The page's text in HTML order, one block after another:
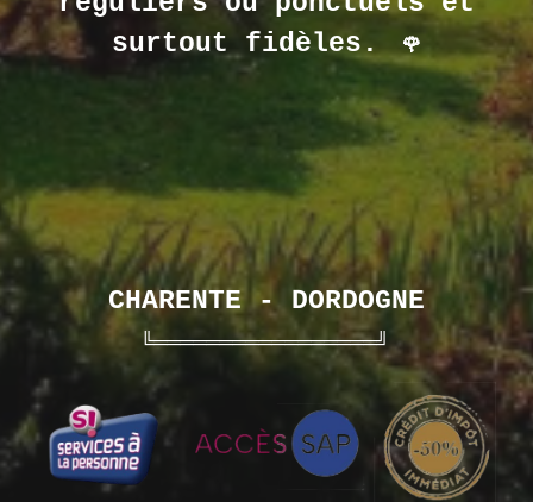
surtout fidèles.
🌹
CHARENTE - DORDOGNE
╚═════════════════╝